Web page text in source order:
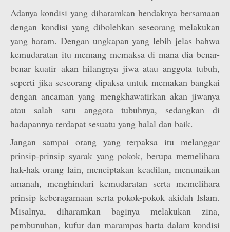
Adanya kondisi yang diharamkan hendaknya bersamaan
dengan kondisi yang dibolehkan seseorang melakukan
yang haram. Dengan ungkapan yang lebih jelas bahwa
kemudaratan itu memang memaksa di mana dia benar-
benar kuatir akan hilangnya jiwa atau anggota tubuh,
seperti jika seseorang dipaksa untuk memakan bangkai
dengan ancaman yang mengkhawatirkan akan jiwanya
atau salah satu anggota tubuhnya, sedangkan di
hadapannya terdapat sesuatu yang halal dan baik.
Jangan sampai orang yang terpaksa itu melanggar
prinsip-prinsip syarak yang pokok, berupa memelihara
hak-hak orang lain, menciptakan keadilan, menunaikan
amanah, menghindari kemudaratan serta memelihara
prinsip keberagamaan serta pokok-pokok akidah Islam.
Misalnya, diharamkan baginya melakukan zina,
pembunuhan, kufur dan marampas harta dalam kondisi